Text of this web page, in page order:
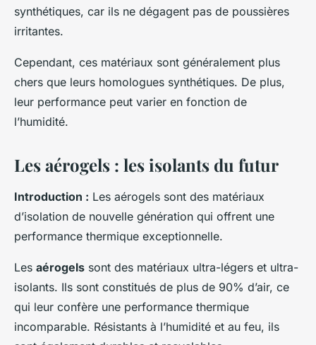
synthétiques, car ils ne dégagent pas de poussières
irritantes.
Cependant, ces matériaux sont généralement plus
chers que leurs homologues synthétiques. De plus,
leur performance peut varier en fonction de
l’humidité.
Les aérogels : les isolants du futur
Introduction : Les aérogels sont des matériaux
d’isolation de nouvelle génération qui offrent une
performance thermique exceptionnelle.
Les aérogels sont des matériaux ultra-légers et ultra-
isolants. Ils sont constitués de plus de 90% d’air, ce
qui leur confère une performance thermique
incomparable. Résistants à l’humidité et au feu, ils